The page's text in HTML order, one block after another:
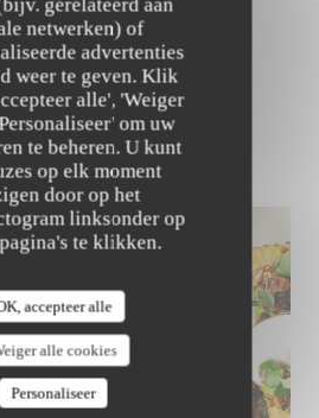
netwerken) of
advertenties
weer te geven. Klik
alle', 'Weiger
om uw
te beheren. U kunt
op elk moment
door op het
linksonder op
te klikken.
accepteer alle
alle cookies
Personaliseer
Kitchen